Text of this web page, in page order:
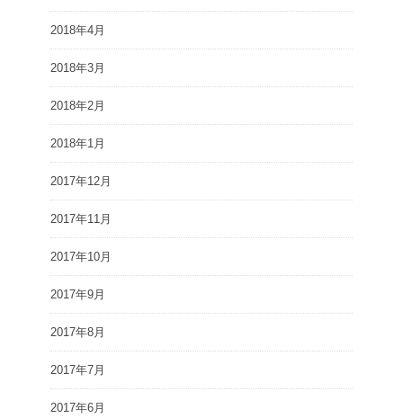
2018年4月
2018年3月
2018年2月
2018年1月
2017年12月
2017年11月
2017年10月
2017年9月
2017年8月
2017年7月
2017年6月